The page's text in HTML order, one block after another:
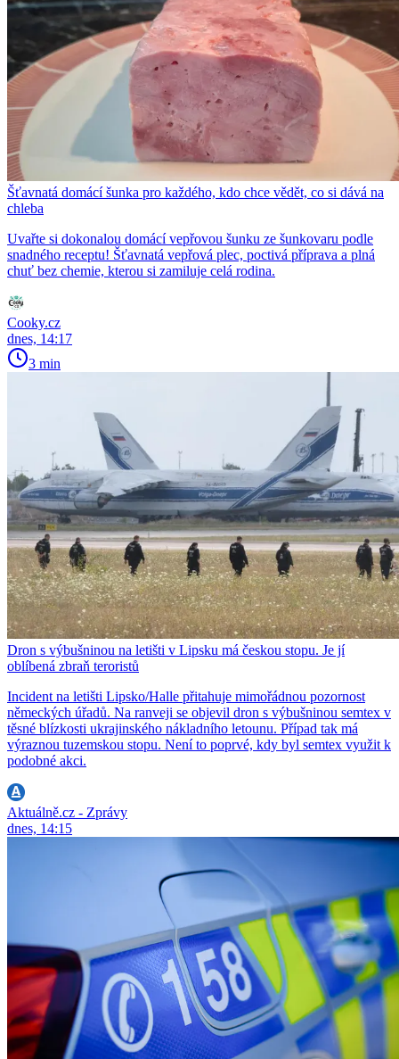
Šťavnatá domácí šunka pro každého, kdo chce vědět, co si dává na
chleba
Uvařte si dokonalou domácí vepřovou šunku ze šunkovaru podle
snadného receptu! Šťavnatá vepřová plec, poctivá příprava a plná
chuť bez chemie, kterou si zamiluje celá rodina.
Cooky.cz
dnes, 14:17
3 min
Dron s výbušninou na letišti v Lipsku má českou stopu. Je jí
oblíbená zbraň teroristů
Incident na letišti Lipsko/Halle přitahuje mimořádnou pozornost
německých úřadů. Na ranveji se objevil dron s výbušninou semtex v
těsné blízkosti ukrajinského nákladního letounu. Případ tak má
výraznou tuzemskou stopu. Není to poprvé, kdy byl semtex využit k
podobné akci.
Aktuálně.cz - Zprávy
dnes, 14:15